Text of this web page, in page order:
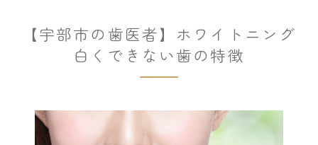
【宇部市の歯医者】ホワイトニング
白くできない歯の特徴